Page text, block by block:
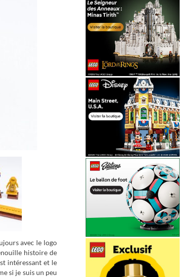
avec le logo
histoire de
intéressant et le
si je suis un peu